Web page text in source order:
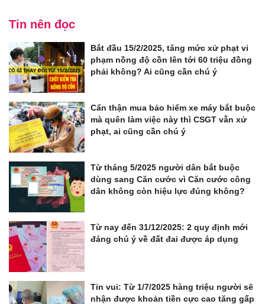
Tin nên đọc
Bắt đầu 15/2/2025, tăng mức xử phạt vi
phạm nồng độ cồn lên tới 60 triệu đồng
phải không? Ai cũng cần chú ý
Cẩn thận mua bảo hiểm xe máy bắt buộc
mà quên làm việc này thì CSGT vẫn xử
phạt, ai cũng cần chú ý
Từ tháng 5/2025 người dân bắt buộc
dùng sang Căn cước vì Căn cước công
dân không còn hiệu lực đúng không?
Từ nay đến 31/12/2025: 2 quy định mới
đáng chú ý về đất đai được áp dụng
Tin vui: Từ 1/7/2025 hàng triệu người sẽ
nhận được khoản tiền cực cao tăng gấp